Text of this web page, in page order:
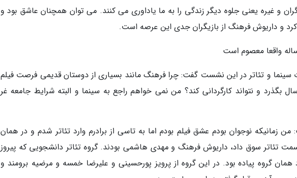
و غیره یعنی جلوه دیگر زندگی را به ما یاداوری می کنند. می توان همچنان عاشق بود و
و داریوش فرهنگ از بازیگران جدی این عرصه است.
سینما و تئاتر در این نشست گفت: چرا فرهنگ مانند بسیاری از دوستان قدیمی فرصت فیلم
ندارند و چرا باید 12یا 10 سال بگذرد و نتواند کارگردانی کند؟ من نمی خواهم راجع به سینما و البته شرایط جامعه غر
زمانیکه نوجوان بودم عشق فیلم بودم اما به تاسی از برادرم وارد تئاتر شدم و در همان
تئاتر سوق داد، داریوش فرهنگ و مهدی هاشمی بودند. گروه تئاتر دانشجویی که پیروز
همان گروه پیاده بود. در این گروه از پرویز پورحسینی و علیرضا خمسه و مرضیه برومند و